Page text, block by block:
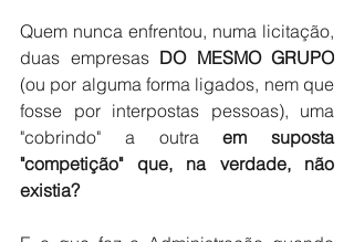
Quem nunca enfrentou, numa licitação,
duas empresas DO MESMO GRUPO
(ou por alguma forma ligados, nem que
fosse por interpostas pessoas), uma
"cobrindo" a outra em suposta
"competição" que, na verdade, não
existia?